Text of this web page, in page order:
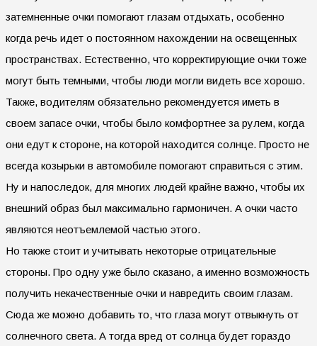
затемненные очки помогают глазам отдыхать, особенно
когда речь идет о постоянном нахождении на освещенных
пространствах. Естественно, что корректирующие очки тоже
могут быть темными, чтобы люди могли видеть все хорошо.
Также, водителям обязательно рекомендуется иметь в
своем запасе очки, чтобы было комфортнее за рулем, когда
они едут к стороне, на которой находится солнце. Просто не
всегда козырьки в автомобиле помогают справиться с этим.
Ну и напоследок, для многих людей крайне важно, чтобы их
внешний образ был максимально гармоничен. А очки часто
являются неотъемлемой частью этого.
Но также стоит и учитывать некоторые отрицательные
стороны. Про одну уже было сказано, а именно возможность
получить некачественные очки и навредить своим глазам.
Сюда же можно добавить то, что глаза могут отвыкнуть от
солнечного света. А тогда вред от солнца будет гораздо